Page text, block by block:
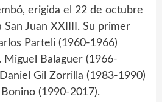
erigida el 22 de octubre
Juan XXIIII. Su primer
Parteli (1960-1966)
Balaguer (1966-
Gil Zorrilla (1983-1990)
(1990-2017).